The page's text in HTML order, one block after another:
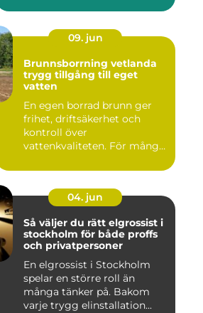
09. jun
Brunnsborrning vetlanda
trygg tillgång till eget
vatten
En egen borrad brunn ger
frihet, driftsäkerhet och
kontroll över
vattenkvaliteten. För många
04. jun
Så väljer du rätt elgrossist i
stockholm för både proffs
och privatpersoner
En elgrossist i Stockholm
spelar en större roll än
många tänker på. Bakom
varje trygg elinstallation...